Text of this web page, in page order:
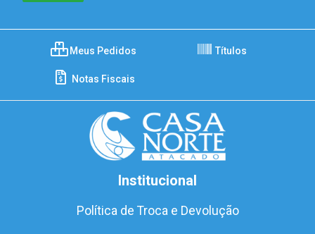
Meus Pedidos Títulos
Notas Fiscais
Institucional
Política de Troca e Devolução